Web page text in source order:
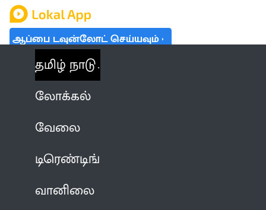
ஆப்பை டவுன்லோட் செய்யவும்
தமிழ் நாடு
லோக்கல்
வேலை
டிரெண்டிங்
வானிலை